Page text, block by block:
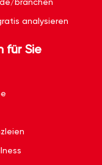
analysieren
für Sie